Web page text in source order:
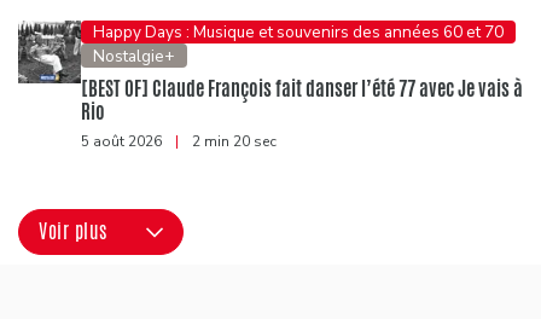
Happy Days : Musique et souvenirs des années 60 et 70
Nostalgie+
[BEST OF] Claude François fait danser l’été 77 avec Je vais à
Rio
5 août 2026 | 2 min 20 sec
Voir plus